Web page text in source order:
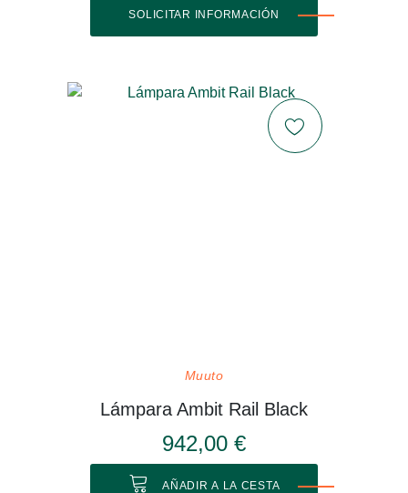
SOLICITAR INFORMACIÓN
Muuto
Lámpara Ambit Rail Black
942,00 €
AÑADIR A LA CESTA